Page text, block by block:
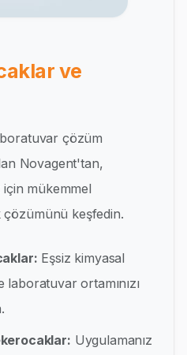
ve
çözüm
Novagent'tan,
için mükemmel
keşfedin.
Eşsiz kimyasal
laboratuvar ortamınızı
Uygulamanız